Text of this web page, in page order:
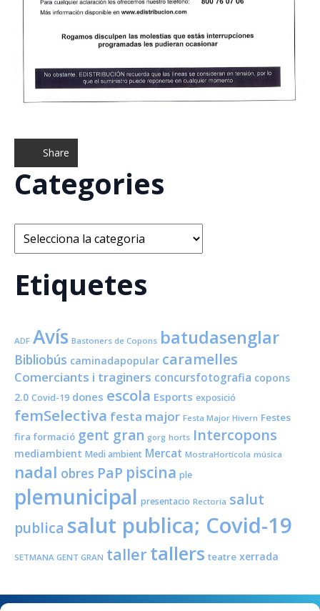
Share
Categories
Categories
Etiquetes
ADF Avís Bastoners de Copons batudasenglar
Bibliobús caminadapopular caramelles
Comerciants i traginers concursfotografia copons
2.0 Covid-19 dones escola Esports exposició
femSelectiva festa major Festa Major Hivern Festes
fira formació gent gran gorg horts Intercopons
mediambient Medi ambient Mercat MostraHortícola música
nadal obres PaP piscina ple
plemunicipal presentacio Rectoria salut
publica salut publica; Covid-19
SETMANA GENT GRAN taller tallers teatre xerrada